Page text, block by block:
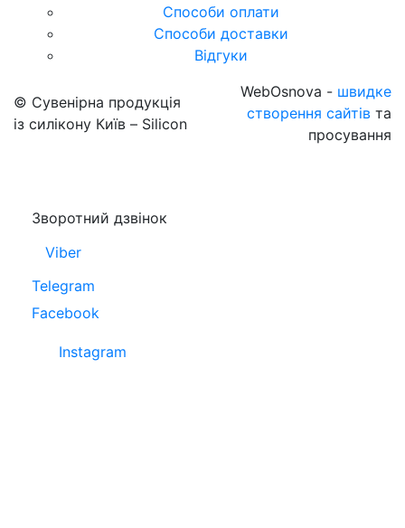
Способи оплати
Способи доставки
Відгуки
© Сувенірна продукція
із силікону Київ – Silicon
WebOsnova - швидке
створення сайтів та
просування
Зворотний дзвінок
Viber
Telegram
Facebook
Instagram